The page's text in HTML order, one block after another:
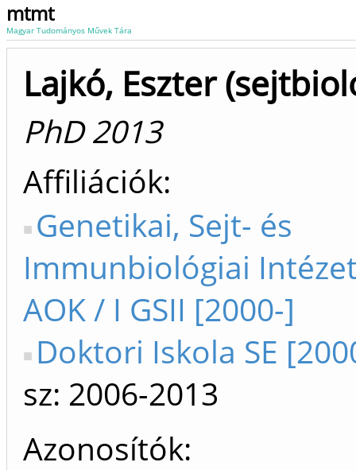
mtmt
Magyar Tudományos Művek Tára
Lajkó, Eszter
PhD 2013
Affiliációk
Genetikai, Sejt- és
Immunbiológiai
AOK / I GSII [2000-]
Doktori Iskola SE
sz: 2006-2013
Azonosítók